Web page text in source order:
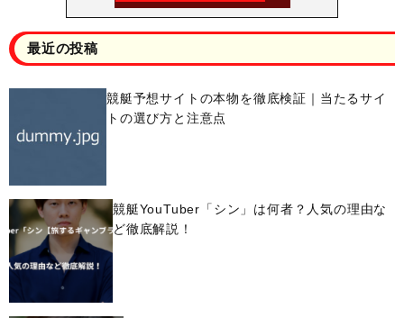
最近の投稿
競艇予想サイトの本物を徹底検証｜当たるサイ
トの選び方と注意点
競艇YouTuber「シン」は何者？人気の理由な
ど徹底解説！